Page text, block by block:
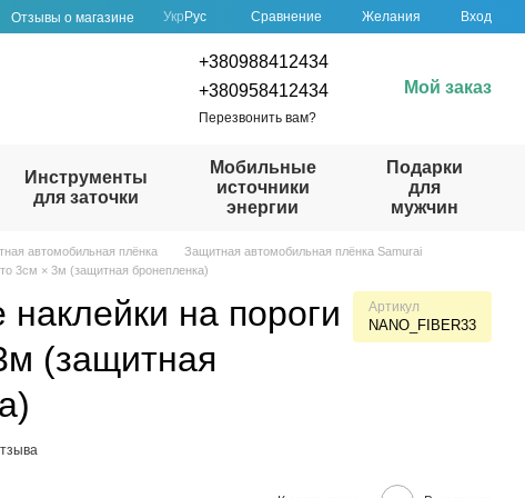
Отзывы о магазине
Укр Рус Сравнение Желания Вход
+380988412434
+380958412434
Перезвонить вам?
Мой заказ
Инструменты
для заточки
Мобильные
источники
энергии
Подарки
для
мужчин
автомобильная плёнка
Защитная автомобильная плёнка Samurai
3см × 3м (защитная бронепленка)
на пороги
(защитная
Артикул
NANO_FIBER33